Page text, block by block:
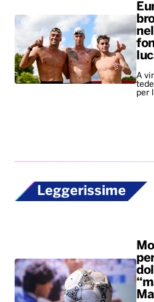
A
per
Leggerissime